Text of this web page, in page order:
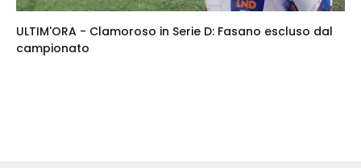
ULTIM'ORA - Clamoroso in Serie D: Fasano escluso dal
campionato